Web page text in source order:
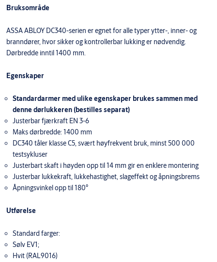
Bruksområde
ASSA ABLOY DC340-serien er egnet for alle typer ytter-, inner- og
branndører, hvor sikker og kontrollerbar lukking er nødvendig.
Dørbredde inntil 1400 mm.
Egenskaper
Standardarmer med ulike egenskaper brukes sammen med
denne dørlukkeren (bestilles separat)
Justerbar fjærkraft EN 3-6
Maks dørbredde: 1400 mm
DC340 tåler klasse C5, svært høyfrekvent bruk, minst 500 000
testsykluser
Justerbart skaft i høyden opp til 14 mm gir en enklere montering
Justerbar lukkekraft, lukkehastighet, slageffekt og åpningsbrems
Åpningsvinkel opp til 180°
Utførelse
Standard farger:
Sølv EV1;
Hvit (RAL9016)